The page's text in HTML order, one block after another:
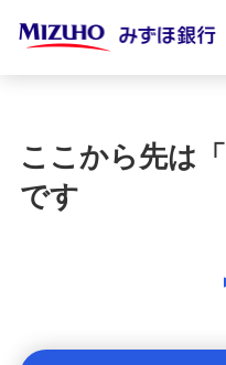
ここから先は「
です